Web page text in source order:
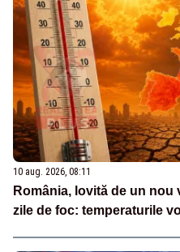
10 aug. 2026, 08:11
România, lovită de un nou
zile de foc: temperaturile